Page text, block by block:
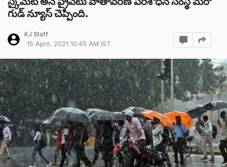
గుడ్ న్యూస్ చెప్పింది.
KJ Staff
15 April, 2021 10:45 AM IST